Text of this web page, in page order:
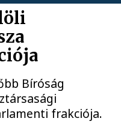
Bíróság
frakciója.